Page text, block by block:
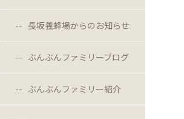
長坂養蜂場からのお知らせ
ぶんぶんファミリーブログ
ぶんぶんファミリー紹介